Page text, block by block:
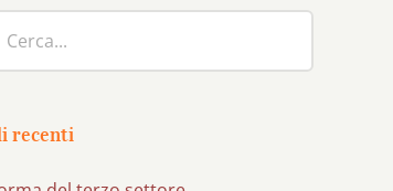
recenti